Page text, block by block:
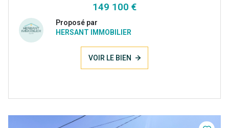
149 100 €
Proposé par
HERSANT IMMOBILIER
VOIR LE BIEN